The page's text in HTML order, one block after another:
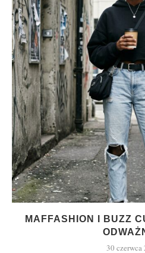
MAFFASHION I BUZZ
30 czerwca